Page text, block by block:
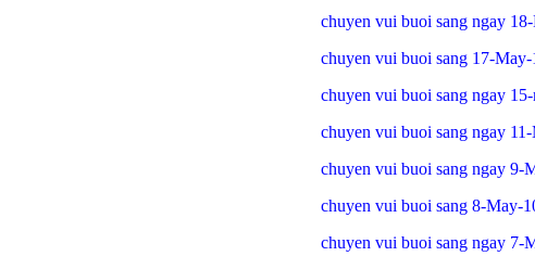
chuyen vui buoi sang ngay
chuyen vui buoi sang 17-
chuyen vui buoi sang ngay
chuyen vui buoi sang ngay
chuyen vui buoi sang ngay 9-
chuyen vui buoi sang 8-May-
chuyen vui buoi sang ngay 7-